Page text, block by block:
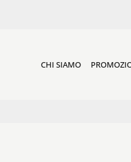
CHI SIAMO